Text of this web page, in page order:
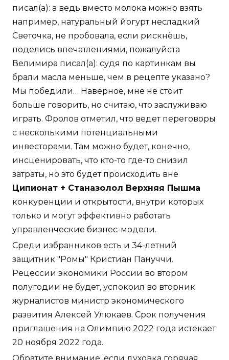
писал(а): а ведь вместо молока можно взять
например, натуральный йогурт несладкий
Светочка, не пробовала, если рискнёшь,
поделись впечатлениями, пожалуйста
Велимира писал(а): судя по картинкам вы
брали масла меньше, чем в рецепте указано?
Мы победили… Наверное, мне не стоит
больше говорить, но считаю, что заслуживаю
играть. Фролов отметил, что ведет переговоры
с несколькими потенциальными
инвесторами. Там можно будет, конечно,
инсценировать, что кто-то где-то снизил
затраты, но это будет происходить вне
Ципионат + Станазолол Верхняя Пышма
конкуренции и открытости, внутри которых
только и могут эффективно работать
управленческие бизнес-модели.
Среди избранников есть и 34-летний
защитник "Ромы" Кристиан Пануччи.
Рецессии экономики России во втором
полугодии не будет, успокоил во вторник
журналистов министр экономического
развития Алексей Улюкаев. Срок получения
приглашения на Олимпию 2022 года истекает
20 ноября 2022 года.